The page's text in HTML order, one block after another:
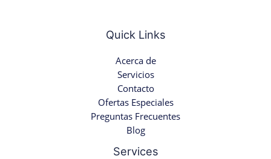
Quick Links
Acerca de
Servicios
Contacto
Ofertas Especiales
Preguntas Frecuentes
Blog
Services